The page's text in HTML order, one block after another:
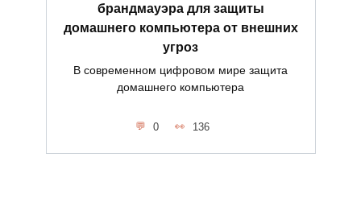
брандмауэра для защиты
домашнего компьютера от внешних
угроз
В современном цифровом мире защита
домашнего компьютера
0 136